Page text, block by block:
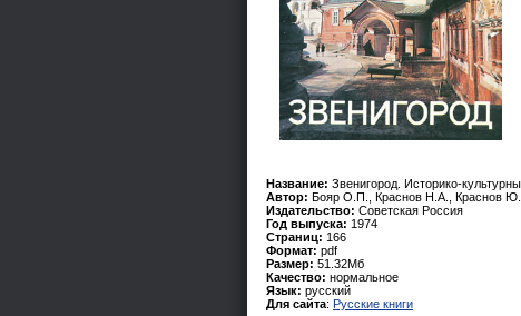
Название: Звенигород. Историко-
Автор: Бояр О.П., Краснов Н.А., Краснов
Издательство: Советская Россия
Год выпуска: 1974
Страниц: 166
Формат: pdf
Размер: 51.32Мб
Качество: нормальное
Язык: русский
Для сайта: Русские книги